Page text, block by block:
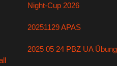
Night-Cup 2026
20251129 APAS
2025 05 24 PBZ UA Übung